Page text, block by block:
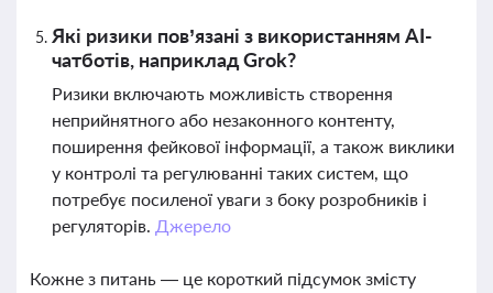
Які ризики пов’язані з використанням AI-
чатботів, наприклад Grok?
Ризики включають можливість створення
неприйнятного або незаконного контенту,
поширення фейкової інформації, а також виклики
у контролі та регулюванні таких систем, що
потребує посиленої уваги з боку розробників і
регуляторів. Джерело
Кожне з питань — це короткий підсумок змісту